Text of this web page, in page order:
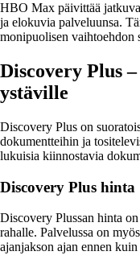
HBO Max päivittää
ja elokuvia palveluunsa.
monipuolisen vaihtoehdon
Discovery Plus
ystäville
Discovery Plus on
dokumentteihin ja
lukuisia kiinnostavia
Discovery Plus hinta
Discovery Plussan hinta
rahalle. Palvelussa on
ajanjakson ajan ennen